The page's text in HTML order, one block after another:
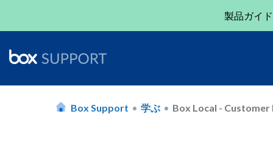
製品ガイ
Box Support 学ぶ Box Local -